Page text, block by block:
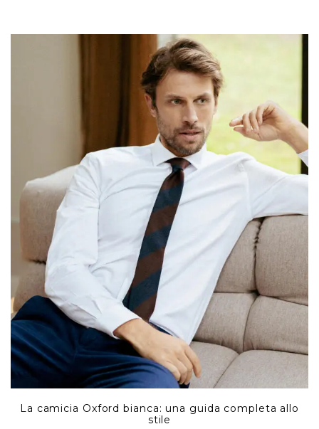
La camicia Oxford bianca: una guida completa allo
stile